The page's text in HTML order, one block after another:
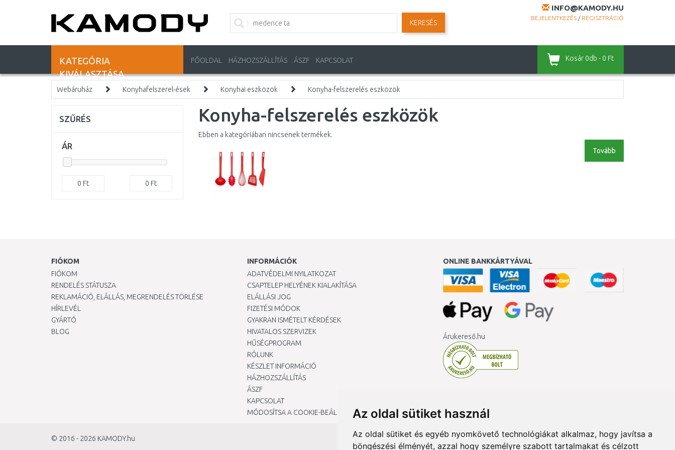
Az oldal sütiket használ
Az oldal sütiket és egyéb nyomkövető technológiákat alkalmaz, hogy javítsa a
böngészési élményét, azzal hogy személyre szabott tartalmakat és célzott
INFO@KAMODY.HU
BEJELENTKEZÉS / REGISZTRÁCIÓ
KERESÉS
KATEGÓRIA
KIVÁLASZTÁSA
FŐOLDAL HÁZHOZSZÁLLÍTÁS ÁSZF KAPCSOLAT Kosár 0db - 0 Ft
Webáruház Konyhafelszerel-ések Konyhai eszközök Konyha-felszerelés eszközök
Konyha-felszerelés eszközök
Ebben a kategóriában nincsenek termékek.
Tovább
SZŰRÉS
ÁR
0 Ft 0 Ft
FIÓKOM
FIÓKOM
RENDELÉS STÁTUSZA
REKLAMÁCIÓ, ELÁLLÁS, MEGRENDELÉS TÖRLÉSE
HÍRLEVÉL
GYÁRTÓ
BLOG
INFORMÁCIÓK
ADATVÉDELMI NYILATKOZAT
CSAPTELEP HELYÉNEK KIALAKÍTÁSA
ELÁLLÁSI JOG
FIZETÉSI MÓDOK
GYAKRAN ISMÉTELT KÉRDÉSEK
HIVATALOS SZERVIZEK
HŰSÉGPROGRAM
RÓLUNK
KÉSZLET INFORMÁCIÓ
HÁZHOZSZÁLLÍTÁS
ÁSZF
KAPCSOLAT
MÓDOSÍTSA A COOKIE-BEÁLLÍTÁSAIMAT
ONLINE BANKKÁRTYÁVAL
Árukereső.hu
© 2016 - 2026 KAMODY.hu